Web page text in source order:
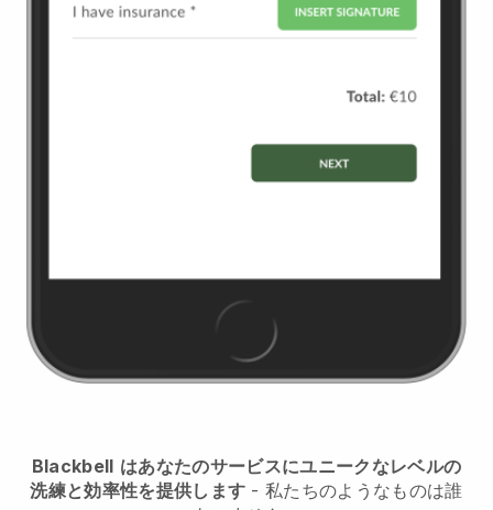
Blackbell はあなたのサービスにユニークなレベルの
洗練と効率性を提供します - 私たちのようなものは誰